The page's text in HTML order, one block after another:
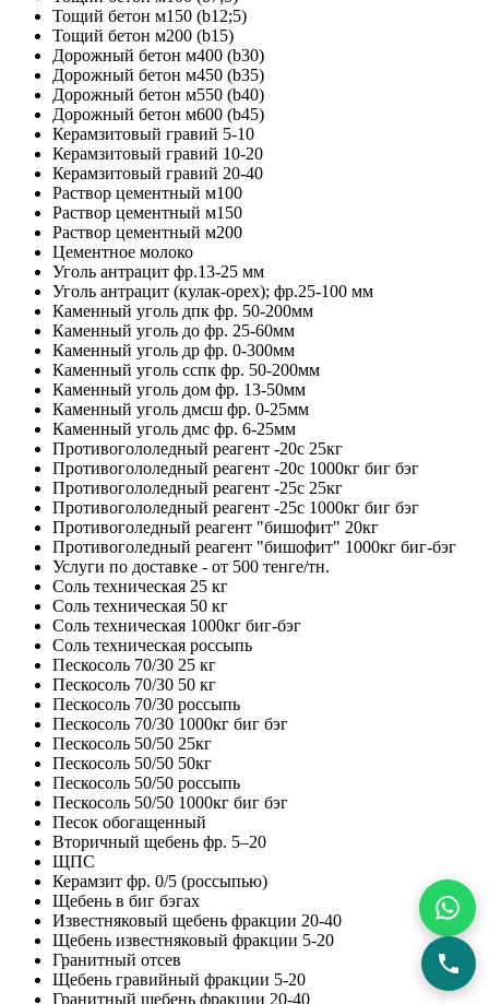
Тощий бетон м150 (b12;5)
Тощий бетон м200 (b15)
Дорожный бетон м400 (b30)
Дорожный бетон м450 (b35)
Дорожный бетон м550 (b40)
Дорожный бетон м600 (b45)
Керамзитовый гравий 5-10
Керамзитовый гравий 10-20
Керамзитовый гравий 20-40
Раствор цементный м100
Раствор цементный м150
Раствор цементный м200
Цементное молоко
Уголь антрацит фр.13-25 мм
Уголь антрацит (кулак-орех); фр.25-100 мм
Каменный уголь дпк фр. 50-200мм
Каменный уголь до фр. 25-60мм
Каменный уголь др фр. 0-300мм
Каменный уголь сспк фр. 50-200мм
Каменный уголь дом фр. 13-50мм
Каменный уголь дмсш фр. 0-25мм
Каменный уголь дмс фр. 6-25мм
Противогололедный реагент -20с 25кг
Противогололедный реагент -20с 1000кг биг бэг
Противогололедный реагент -25с 25кг
Противогололедный реагент -25c 1000кг биг бэг
Противоголедный реагент "бишофит" 20кг
Противоголедный реагент "бишофит" 1000кг биг-бэг
Услуги по доставке - от 500 тенге/тн.
Соль техническая 25 кг
Соль техническая 50 кг
Соль техническая 1000кг биг-бэг
Соль техническая россыпь
Пескосоль 70/30 25 кг
Пескосоль 70/30 50 кг
Пескосоль 70/30 россыпь
Пескосоль 70/30 1000кг биг бэг
Пескосоль 50/50 25кг
Пескосоль 50/50 50кг
Пескосоль 50/50 россыпь
Пескосоль 50/50 1000кг биг бэг
Песок обогащенный
Вторичный щебень фр. 5–20
ЩПС
Керамзит фр. 0/5 (россыпью)
Щебень в биг бэгах
Известняковый щебень фракции 20-40
Щебень известняковый фракции 5-20
Гранитный отсев
Щебень гравийный фракции 5-20
Гранитный щебень фракции 20-40